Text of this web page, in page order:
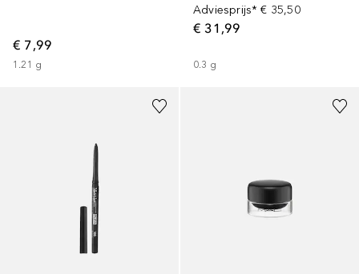
€ 7,99
1.21 g
Adviesprijs* € 35,50
€ 31,99
0.3 g
+